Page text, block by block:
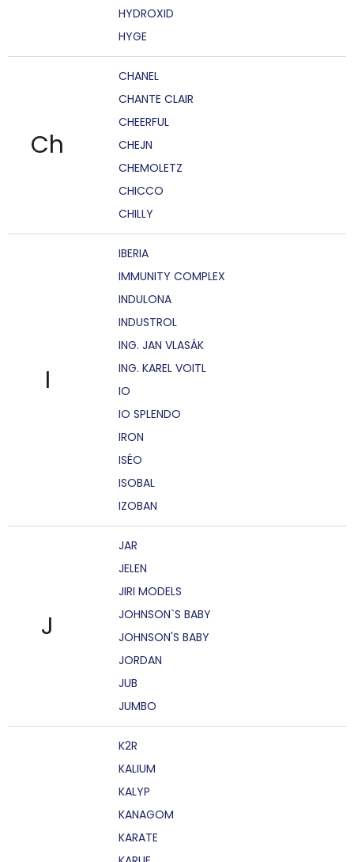
HYDROXID
HYGE
Ch
CHANEL
CHANTE CLAIR
CHEERFUL
CHEJN
CHEMOLETZ
CHICCO
CHILLY
I
IBERIA
IMMUNITY COMPLEX
INDULONA
INDUSTROL
ING. JAN VLASÁK
ING. KAREL VOITL
IO
IO SPLENDO
IRON
ISÉO
ISOBAL
IZOBAN
J
JAR
JELEN
JIRI MODELS
JOHNSON`S BABY
JOHNSON'S BABY
JORDAN
JUB
JUMBO
K2R
KALIUM
KALYP
KANAGOM
KARATE